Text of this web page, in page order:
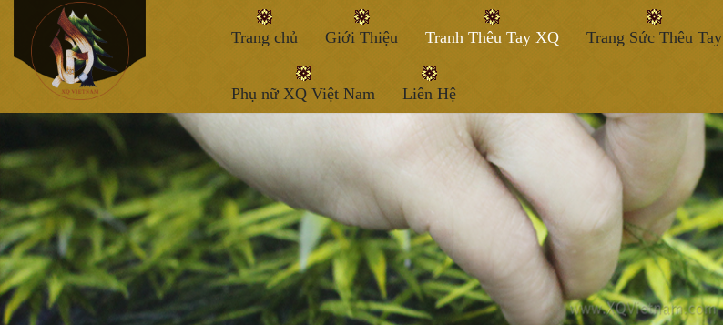
Trang chủ Giới Thiệu Tranh Thêu Tay XQ Trang Sức Thêu Tay
Phụ nữ XQ Việt Nam Liên Hệ